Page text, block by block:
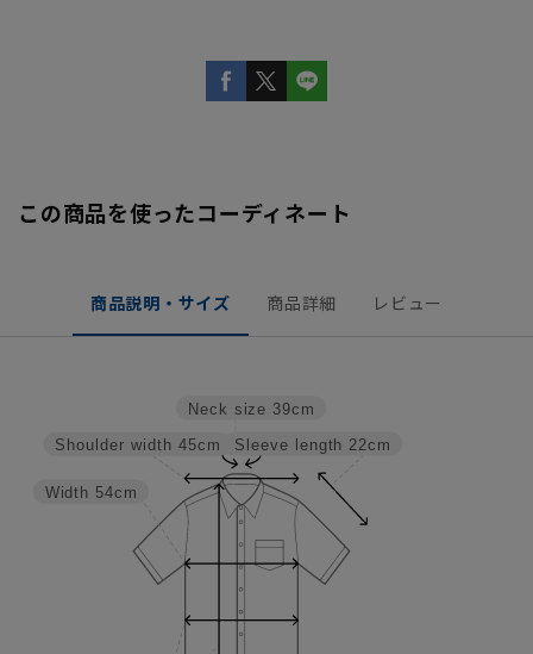
この商品を使ったコーディネート
商品説明・サイズ 商品詳細 レビュー
Sleeve length 22cm
Neck size 39cm
Width 54cm
Shoulder width 45cm